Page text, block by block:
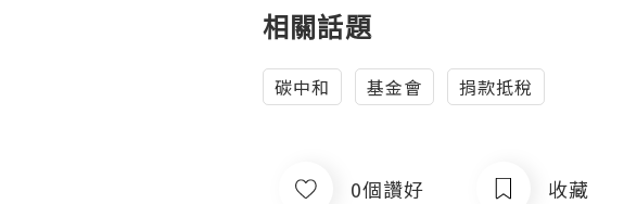
相關話題
碳中和 基金會 捐款抵稅
0個讚好 收藏